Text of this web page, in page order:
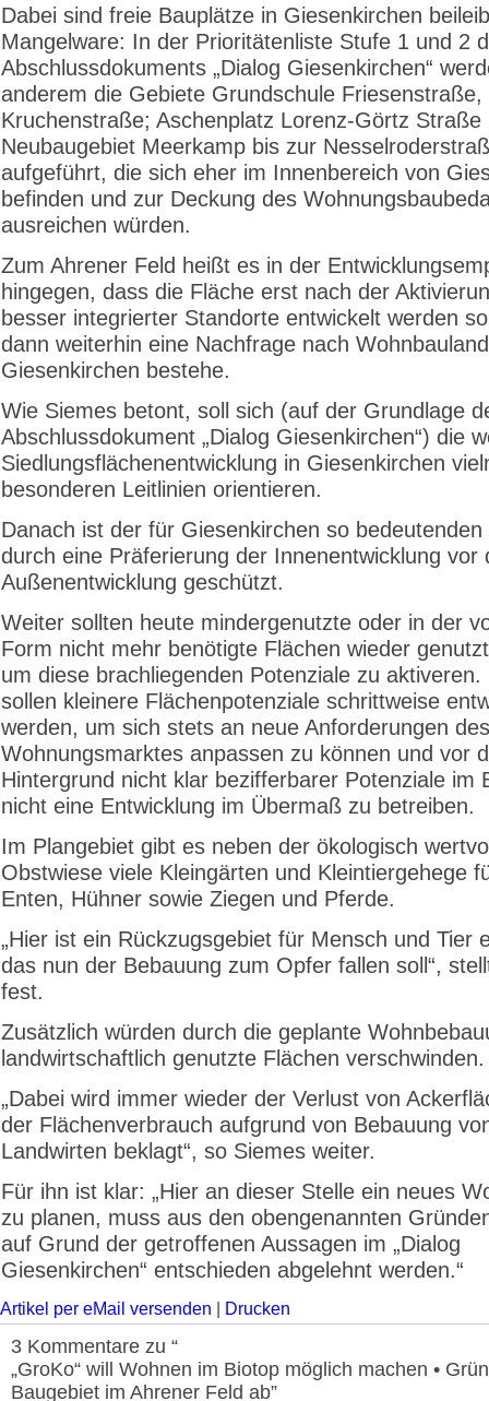
Dabei sind freie Bauplätze in Giesenkirchen
Mangelware: In der Prioritätenliste Stufe 1 und 2
Abschlussdokuments „Dialog Giesenkirchen“
anderem die Gebiete Grundschule Friesenstraße,
Kruchenstraße; Aschenplatz Lorenz-Görtz Straße
Neubaugebiet Meerkamp bis zur
aufgeführt, die sich eher im Innenbereich von
befinden und zur Deckung des
ausreichen würden.
Zum Ahrener Feld heißt es in der
hingegen, dass die Fläche erst nach der
besser integrierter Standorte entwickelt werden
dann weiterhin eine Nachfrage nach
Giesenkirchen bestehe.
Wie Siemes betont, soll sich (auf der Grundlage
Abschlussdokument „Dialog Giesenkirchen“) die
Siedlungsflächenentwicklung in Giesenkirchen
besonderen Leitlinien orientieren.
Danach ist der für Giesenkirchen so
durch eine Präferierung der Innenentwicklung vor
Außenentwicklung geschützt.
Weiter sollten heute mindergenutzte oder in der
Form nicht mehr benötigte Flächen wieder
um diese brachliegenden Potenziale zu aktiveren.
sollen kleinere Flächenpotenziale schrittweise
werden, um sich stets an neue Anforderungen des
Wohnungsmarktes anpassen zu können und vor
Hintergrund nicht klar bezifferbarer Potenziale im
nicht eine Entwicklung im Übermaß zu betreiben.
Im Plangebiet gibt es neben der ökologisch
Obstwiese viele Kleingärten und Kleintiergehege
Enten, Hühner sowie Ziegen und Pferde.
„Hier ist ein Rückzugsgebiet für Mensch und Tier
das nun der Bebauung zum Opfer fallen soll“,
fest.
Zusätzlich würden durch die geplante
landwirtschaftlich genutzte Flächen verschwinden.
„Dabei wird immer wieder der Verlust von
der Flächenverbrauch aufgrund von Bebauung
Landwirten beklagt“, so Siemes weiter.
Für ihn ist klar: „Hier an dieser Stelle ein neues
zu planen, muss aus den obengenannten
auf Grund der getroffenen Aussagen im „Dialog
Giesenkirchen“ entschieden abgelehnt werden.“
Artikel per eMail versenden Drucken
3 Kommentare zu “
„GroKo“ will Wohnen im Biotop möglich machen •
Baugebiet im Ahrener Feld ab”